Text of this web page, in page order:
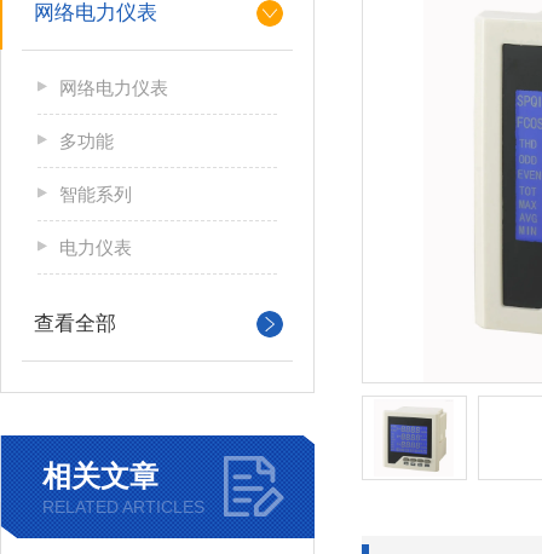
网络电力仪表
网络电力仪表
多功能
智能系列
电力仪表
查看全部
相关文章
RELATED ARTICLES